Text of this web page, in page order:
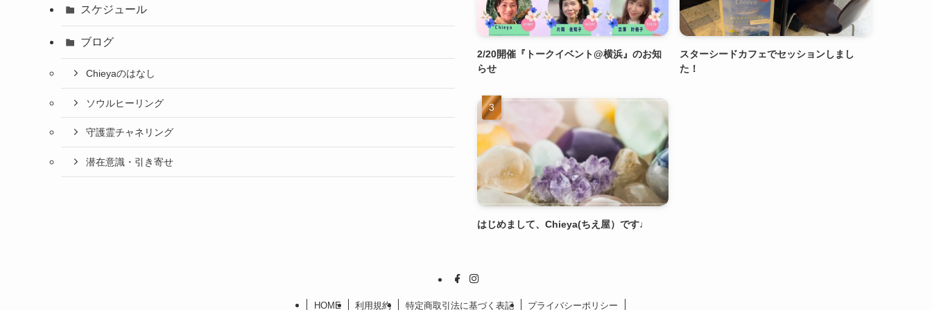
スケジュール
ブログ
Chieyaのはなし
ソウルヒーリング
守護霊チャネリング
潜在意識・引き寄せ
2/20開催『トークイベント@横浜』のお知
らせ
スターシードカフェでセッションしまし
た！
はじめまして、Chieya(ちえ屋）です♩
HOME 利用規約 特定商取引法に基づく表記 プライバシーポリシー